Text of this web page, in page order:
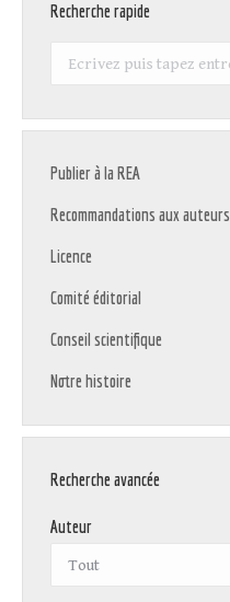
Recherche rapide
Recherche
Publier à la REA
Recommandations aux auteurs
Licence
Comité éditorial
Conseil scientifique
Notre histoire
Recherche avancée
Auteur